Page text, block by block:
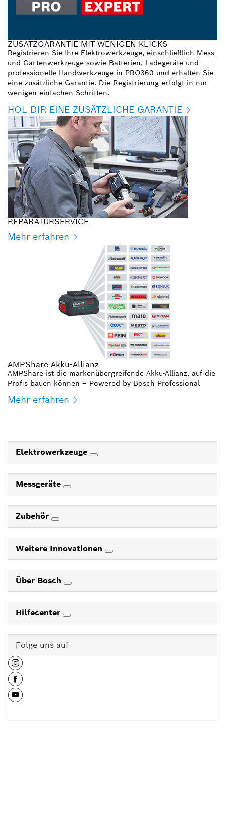
ZUSATZGARANTIE MIT WENIGEN KLICKS
Registrieren Sie Ihre Elektrowerkzeuge, einschließlich Mess-
und Gartenwerkzeuge sowie Batterien, Ladegeräte und
professionelle Handwerkzeuge in PRO360 und erhalten Sie
eine zusätzliche Garantie. Die Registrierung erfolgt in nur
wenigen einfachen Schritten.
HOL DIR EINE ZUSÄTZLICHE GARANTIE
REPARATURSERVICE
Mehr erfahren
AMPShare Akku-Allianz
AMPShare ist die markenübergreifende Akku-Allianz, auf die
Profis bauen können – Powered by Bosch Professional
Mehr erfahren
Elektrowerkzeuge
Messgeräte
Zubehör
Weitere Innovationen
Über Bosch
Hilfecenter
Folge uns auf